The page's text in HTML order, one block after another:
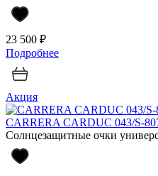
23 500 ₽
Подробнее
Акция
CARRERA CARDUC 043/S-
Солнцезащитные очки